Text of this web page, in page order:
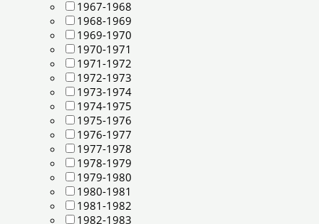
1967-1968
1968-1969
1969-1970
1970-1971
1971-1972
1972-1973
1973-1974
1974-1975
1975-1976
1976-1977
1977-1978
1978-1979
1979-1980
1980-1981
1981-1982
1982-1983